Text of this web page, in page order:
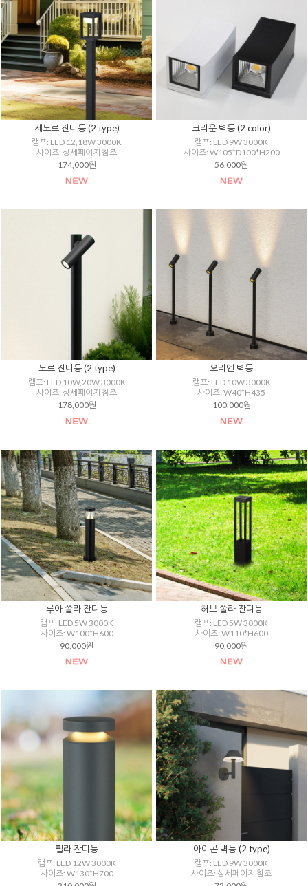
제노르 잔디등 (2 type)
램프: LED 12,18W 3000K
사이즈: 상세페이지 참조
174,000원
크리운 벽등 (2 color)
램프: LED 9W 3000K
사이즈: W105*D100*H200
56,000원
노르 잔디등 (2 type)
램프: LED 10W,20W 3000K
사이즈: 상세페이지 참조
178,000원
오리엔 벽등
램프: LED 10W 3000K
사이즈: W40*H435
100,000원
루아 쏠라 잔디등
램프: LED 5W 3000K
사이즈: W100*H600
90,000원
허브 쏠라 잔디등
램프: LED 5W 3000K
사이즈: W110*H600
90,000원
필라 잔디등
램프: LED 12W 3000K
사이즈: W130*H700
아이콘 벽등 (2 type)
램프: LED 9W 3000K
사이즈: 상세페이지 참조